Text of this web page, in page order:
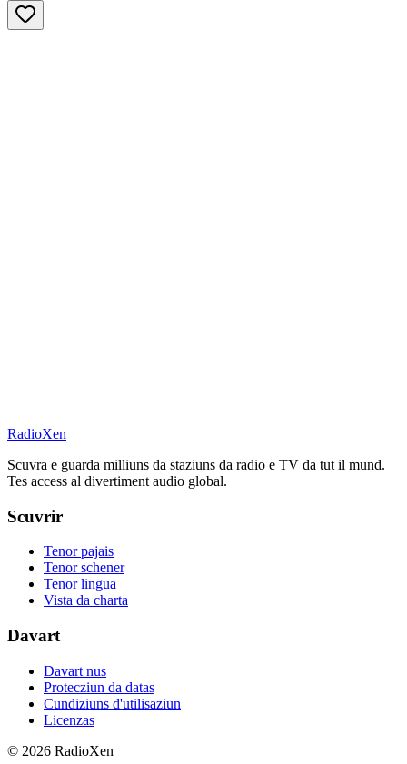
RadioXen
Scuvra e guarda milliuns da staziuns da radio e TV da tut il mund.
Tes access al divertiment audio global.
Scuvrir
Tenor pajais
Tenor schener
Tenor lingua
Vista da charta
Davart
Davart nus
Protecziun da datas
Cundiziuns d'utilisaziun
Licenzas
© 2026 RadioXen